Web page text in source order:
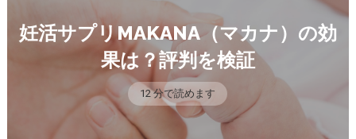
妊活サプリMAKANA（マカナ）の効
果は？評判を検証
12 分で読めます